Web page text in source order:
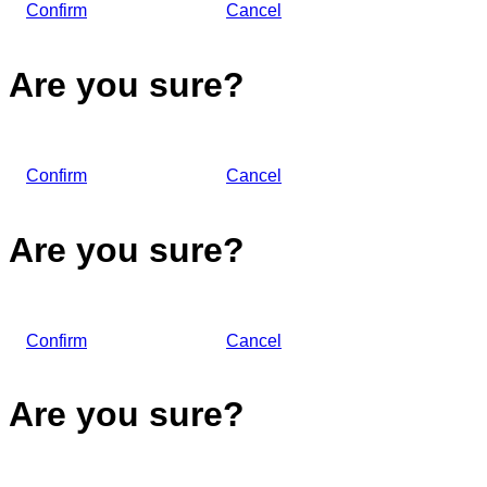
Confirm Cancel
Are you sure?
Confirm Cancel
Are you sure?
Confirm Cancel
Are you sure?